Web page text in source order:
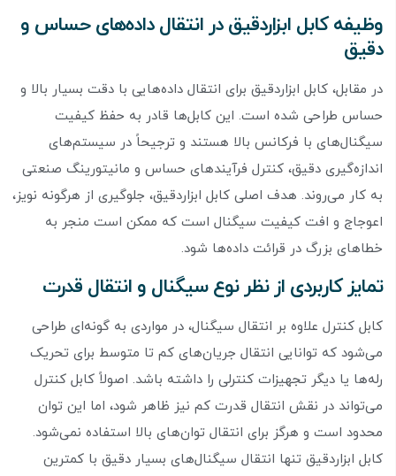
وظیفه کابل ابزاردقیق در انتقال داده‌های حساس و
دقیق
در مقابل، کابل ابزاردقیق برای انتقال داده‌هایی با دقت بسیار بالا و
حساس طراحی شده است. این کابل‌ها قادر به حفظ کیفیت
سیگنال‌های با فرکانس بالا هستند و ترجیحاً در سیستم‌های
اندازه‌گیری دقیق، کنترل فرآیندهای حساس و مانیتورینگ صنعتی
به کار می‌روند. هدف اصلی کابل ابزاردقیق، جلوگیری از هرگونه نویز،
اعوجاج و افت کیفیت سیگنال است که ممکن است منجر به
خطاهای بزرگ در قرائت داده‌ها شود.
تمایز کاربردی از نظر نوع سیگنال و انتقال قدرت
کابل کنترل علاوه بر انتقال سیگنال، در مواردی به گونه‌ای طراحی
می‌شود که توانایی انتقال جریان‌های کم تا متوسط برای تحریک
رله‌ها یا دیگر تجهیزات کنترلی را داشته باشد. اصولاً کابل کنترل
می‌تواند در نقش انتقال قدرت کم نیز ظاهر شود، اما این توان
محدود است و هرگز برای انتقال توان‌های بالا استفاده نمی‌شود.
کابل ابزاردقیق تنها انتقال سیگنال‌های بسیار دقیق با کمترین